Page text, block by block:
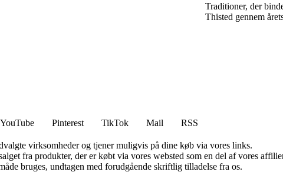
Traditioner, der
Thisted gennem
YouTube Pinterest TikTok Mail
RSS
virksomheder og tjener muligvis på dine køb via vores links.
fra produkter, der er købt via vores websted som en del af vores
bruges, undtagen med forudgående skriftlig tilladelse fra os.